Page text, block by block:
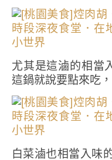
尤其是這滷的相當
這鍋就說要點來吃
白菜滷也相當入味